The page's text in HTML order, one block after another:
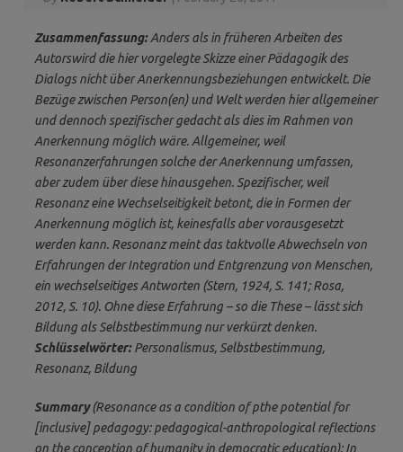
Zusammenfassung:Anders als in früheren Arbeiten des
Autorswird die hier vorgelegte Skizze einer Pädagogik des
Dialogs nicht über Anerkennungsbeziehungen entwickelt. Die
Bezüge zwischen Person(en) und Welt werden hier allgemeiner
und dennoch spezifischer gedacht als dies im Rahmen von
Anerkennung möglich wäre. Allgemeiner, weil
Resonanzerfahrungen solche der Anerkennung umfassen,
aber zudem über diese hinausgehen. Spezifischer, weil
Resonanz eine Wechselseitigkeit betont, die in Formen der
Anerkennung möglich ist, keinesfalls aber vorausgesetzt
werden kann. Resonanz meint das taktvolle Abwechseln von
Erfahrungen der Integration und Entgrenzung von Menschen,
ein wechselseitiges Antworten (Stern, 1924, S. 141; Rosa,
2012, S. 10). Ohne diese Erfahrung – so die These – lässt sich
Bildung als Selbstbestimmung nur verkürzt denken.
Schlüsselwörter:Personalismus, Selbstbestimmung,
Resonanz, Bildung
Summary(Resonance as a condition of pthe potential for
[inclusive] pedagogy: pedagogical-anthropological reflections
on the conception of humanity in democratic education): In